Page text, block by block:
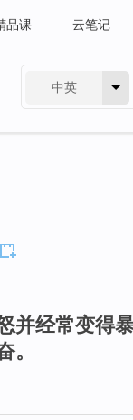
品课 云笔记
中英
并经常变得
。